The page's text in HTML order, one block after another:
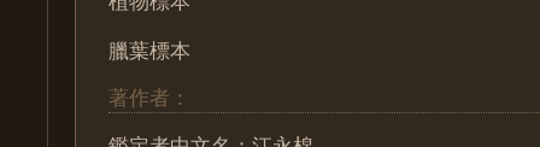
臘葉標本
著作者：